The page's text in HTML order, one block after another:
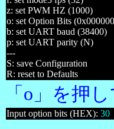
z: set PWM HZ (1000)
o: set Option Bits
b: set UART baud (38400)
p: set UART parity (N)
---
S: save Configuration
R: reset to Defaults
「o」を押
Input option bits (HEX): 30